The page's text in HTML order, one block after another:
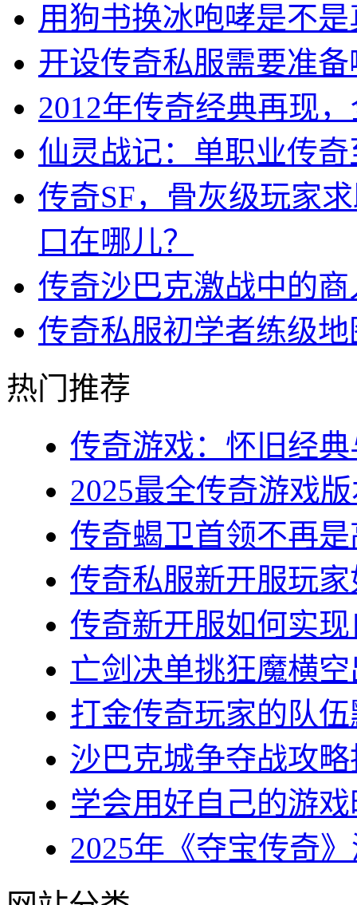
用狗书换冰咆哮是不
开设传奇私服需要准
2012年传奇经典再现
仙灵战记：单职业传
传奇SF，骨灰级玩家
口在哪儿？
传奇沙巴克激战中的
传奇私服初学者练级
热门推荐
传奇游戏：怀旧经
2025最全传奇游戏
传奇蝎卫首领不再
传奇私服新开服玩
传奇新开服如何实
亡剑决单挑狂魔横
打金传奇玩家的队
沙巴克城争夺战攻
学会用好自己的游
2025年《夺宝传奇